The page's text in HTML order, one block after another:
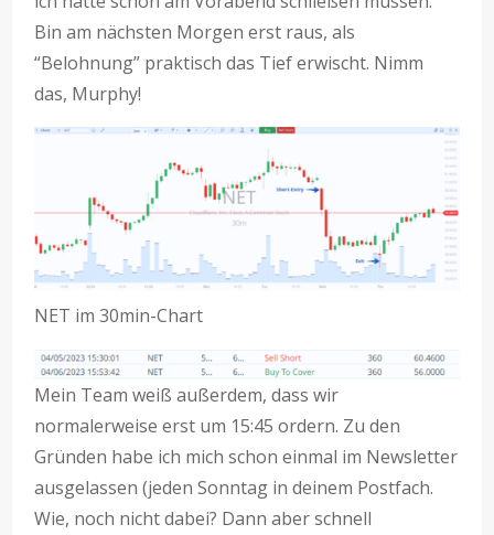
Bin am nächsten Morgen erst raus, als
“Belohnung” praktisch das Tief erwischt. Nimm
das, Murphy!
NET im 30min-Chart
Mein Team weiß außerdem, dass wir
normalerweise erst um 15:45 ordern. Zu den
Gründen habe ich mich schon einmal im Newsletter
ausgelassen (jeden Sonntag in deinem Postfach.
Wie, noch nicht dabei? Dann aber schnell